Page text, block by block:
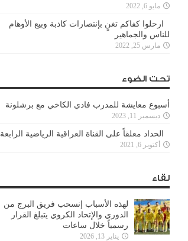
مايو 6, 2022
ارحلوا كفاكم تغنٍ بإنتصارات كاذبة وبيع الأوهام
للناس والجماهير
مارس 25, 2022
تحت الضوء
أسبوع معايشة للمدرب فادي الكاخي مع برشلونة
ديسمبر 11, 2023
الحداد معلقاً على القناة العراقية الرياضية الرابعة
أكتوبر 6, 2021
لقاء
لهذه الأسباب إنسحب فريق البرج من
الدوري والإتحاد الكروي يتبلغ القرار
رسمياً خلال ساعات
يناير 13, 2026